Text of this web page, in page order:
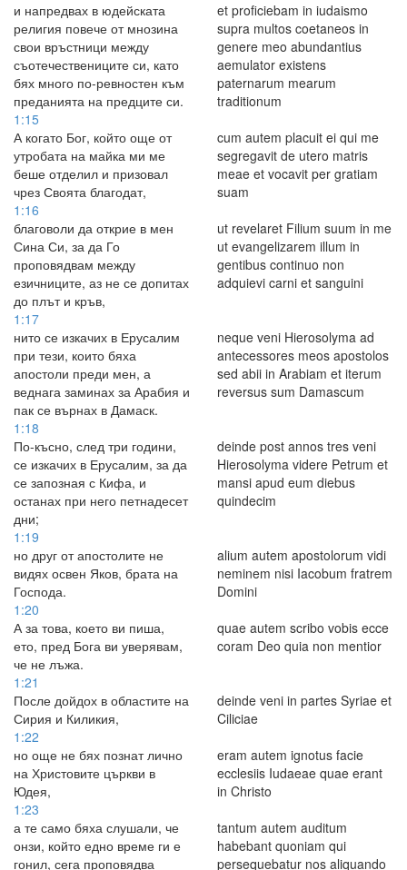
и напредвах в юдейската
религия повече от мнозина
свои връстници между
съотечествениците си, като
бях много по-ревностен към
преданията на предците си.
et proficiebam in iudaismo
supra multos coetaneos in
genere meo abundantius
aemulator existens
paternarum mearum
traditionum
1:15
А когато Бог, който още от
утробата на майка ми ме
беше отделил и призовал
чрез Своята благодат,
cum autem placuit ei qui me
segregavit de utero matris
meae et vocavit per gratiam
suam
1:16
благоволи да открие в мен
Сина Си, за да Го
проповядвам между
езичниците, аз не се допитах
до плът и кръв,
ut revelaret Filium suum in me
ut evangelizarem illum in
gentibus continuo non
adquievi carni et sanguini
1:17
нито се изкачих в Ерусалим
при тези, които бяха
апостоли преди мен, а
веднага заминах за Арабия и
пак се върнах в Дамаск.
neque veni Hierosolyma ad
antecessores meos apostolos
sed abii in Arabiam et iterum
reversus sum Damascum
1:18
По-късно, след три години,
се изкачих в Ерусалим, за да
се запозная с Кифа, и
останах при него петнадесет
дни;
deinde post annos tres veni
Hierosolyma videre Petrum et
mansi apud eum diebus
quindecim
1:19
но друг от апостолите не
видях освен Яков, брата на
Господа.
alium autem apostolorum vidi
neminem nisi Iacobum fratrem
Domini
1:20
А за това, което ви пиша,
ето, пред Бога ви уверявам,
че не лъжа.
quae autem scribo vobis ecce
coram Deo quia non mentior
1:21
После дойдох в областите на
Сирия и Киликия,
deinde veni in partes Syriae et
Ciliciae
1:22
но още не бях познат лично
на Христовите църкви в
Юдея,
eram autem ignotus facie
ecclesiis Iudaeae quae erant
in Christo
1:23
а те само бяха слушали, че
онзи, който едно време ги е
гонил, сега проповядва
tantum autem auditum
habebant quoniam qui
persequebatur nos aliquando